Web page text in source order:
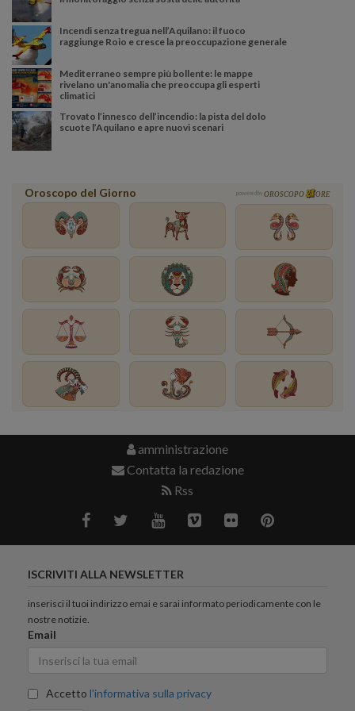
Incendi senza tregua nell’Aquilano: il fuoco
raggiunge Roio e cresce la preoccupazione generale
Mediterraneo sempre più bollente: le mappe
rivelano un'anomalia che preoccupa gli esperti
climatici
Trovato l’innesco dell’incendio: la pista del dolo
scuote l’Aquilano e apre nuovi scenari
Oroscopo del Giorno powered by OROSCOPO ORE
amministrazione
Contatta la redazione
Rss
ISCRIVITI ALLA NEWSLETTER
inserisci il tuoi indirizzo emai e sarai informato periodicamente con le
nostre notizie.
Email
Accetto l'informativa sulla privacy